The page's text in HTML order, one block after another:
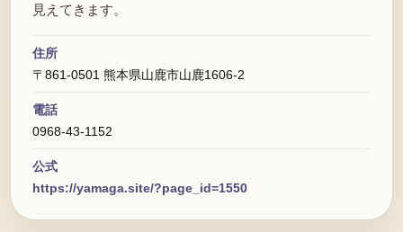
見えてきます。
住所
〒861-0501 熊本県山鹿市山鹿1606-2
電話
0968-43-1152
公式
https://yamaga.site/?page_id=1550